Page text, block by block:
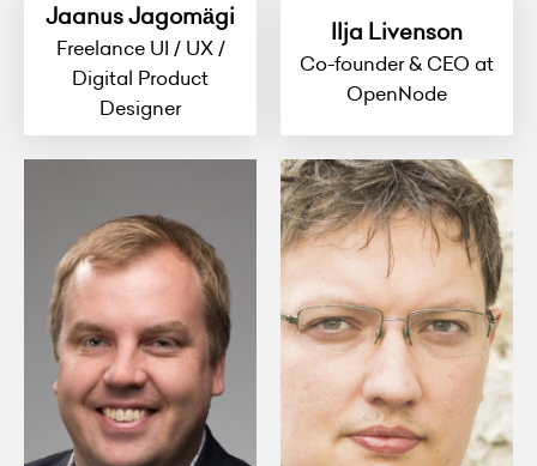
Jaanus Jagomägi
Freelance UI / UX /
Digital Product
Designer
Ilja Livenson
Co-founder & CEO at
OpenNode